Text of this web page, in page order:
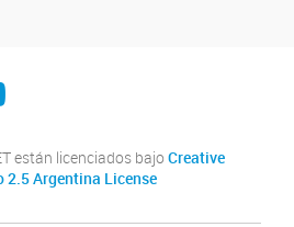
están licenciados bajo Creative
2.5 Argentina License